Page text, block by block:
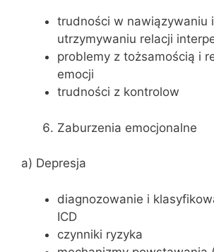
trudności w nawiązywaniu i
utrzymywaniu relacji
problemy z tożsamością i
emocji
trudności z kontrolow
Zaburzenia emocjonalne
a) Depresja
diagnozowanie i
ICD
czynniki ryzyka